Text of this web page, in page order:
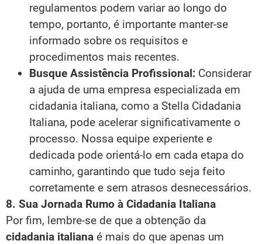
regulamentos podem variar ao longo do
tempo, portanto, é importante manter-se
informado sobre os requisitos e
procedimentos mais recentes.
Busque Assistência Profissional: Considerar
a ajuda de uma empresa especializada em
cidadania italiana, como a Stella Cidadania
Italiana, pode acelerar significativamente o
processo. Nossa equipe experiente e
dedicada pode orientá-lo em cada etapa do
caminho, garantindo que tudo seja feito
corretamente e sem atrasos desnecessários.
8. Sua Jornada Rumo à Cidadania Italiana
Por fim, lembre-se de que a obtenção da
cidadania italiana é mais do que apenas um